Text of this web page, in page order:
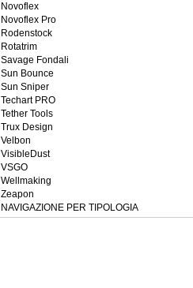
Novoflex
Novoflex Pro
Rodenstock
Rotatrim
Savage Fondali
Sun Bounce
Sun Sniper
Techart PRO
Tether Tools
Trux Design
Velbon
VisibleDust
VSGO
Wellmaking
Zeapon
NAVIGAZIONE PER TIPOLOGIA